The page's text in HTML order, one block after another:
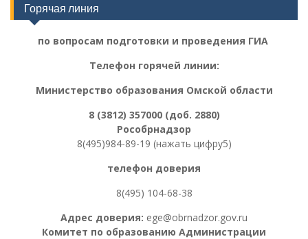
Горячая линия
по вопросам подготовки и проведения ГИА
Телефон горячей линии:
Министерство образования Омской области
8 (3812) 357000 (доб. 2880)
Рособрнадзор
8(495)984-89-19 (нажать цифру5)
телефон доверия
8(495) 104-68-38
Адрес доверия: ege@obrnadzor.gov.ru
Комитет по образованию Администрации